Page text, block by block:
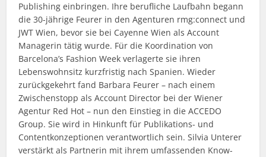
Publishing einbringen. Ihre berufliche Laufbahn begann
die 30-jährige Feurer in den Agenturen rmg:connect und
JWT Wien, bevor sie bei Cayenne Wien als Account
Managerin tätig wurde. Für die Koordination von
Barcelona’s Fashion Week verlagerte sie ihren
Lebenswohnsitz kurzfristig nach Spanien. Wieder
zurückgekehrt fand Barbara Feurer – nach einem
Zwischenstopp als Account Director bei der Wiener
Agentur Red Hot – nun den Einstieg in die ACCEDO
Group. Sie wird in Hinkunft für Publikations- und
Contentkonzeptionen verantwortlich sein. Silvia Unterer
verstärkt als Partnerin mit ihrem umfassenden Know-